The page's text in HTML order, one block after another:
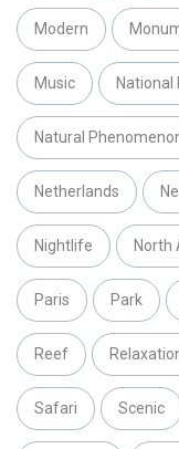
Modern
Music National
Natural
Netherlands
Nightlife North
Paris Park
Reef
Safari Scenic